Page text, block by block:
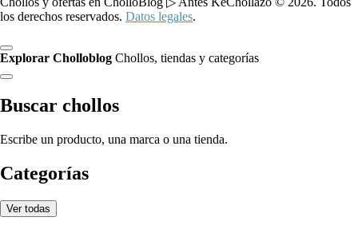
los derechos reservados. Datos legales.
Explorar Cholloblog Chollos, tiendas y categorías
Buscar chollos
Escribe un producto, una marca o una tienda.
Categorías
Ver todas